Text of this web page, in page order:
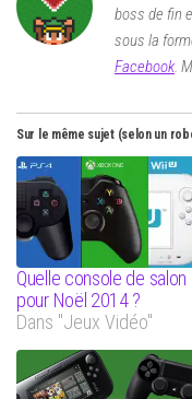
boss de fin
sous la
Facebook.
Sur le même sujet (selon un
Quelle console de salon
pour Noël 2014 ?
Dans "Jeux Vidéo"